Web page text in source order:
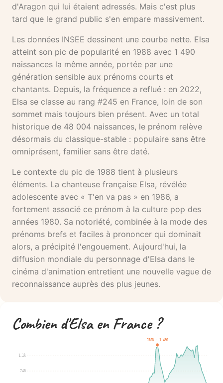
d'Aragon qui lui étaient adressés. Mais c'est plus
tard que le grand public s'en empare massivement.
Les données INSEE dessinent une courbe nette. Elsa
atteint son pic de popularité en 1988 avec 1 490
naissances la même année, portée par une
génération sensible aux prénoms courts et
chantants. Depuis, la fréquence a reflué : en 2022,
Elsa se classe au rang #245 en France, loin de son
sommet mais toujours bien présent. Avec un total
historique de 48 004 naissances, le prénom relève
désormais du classique-stable : populaire sans être
omniprésent, familier sans être daté.
Le contexte du pic de 1988 tient à plusieurs
éléments. La chanteuse française Elsa, révélée
adolescente avec « T'en va pas » en 1986, a
fortement associé ce prénom à la culture pop des
années 1980. Sa notoriété, combinée à la mode des
prénoms brefs et faciles à prononcer qui dominait
alors, a précipité l'engouement. Aujourd'hui, la
diffusion mondiale du personnage d'Elsa dans le
cinéma d'animation entretient une nouvelle vague de
reconnaissance auprès des plus jeunes.
Combien d'Elsa en France ?
745
1.1k
1988 · 1 490